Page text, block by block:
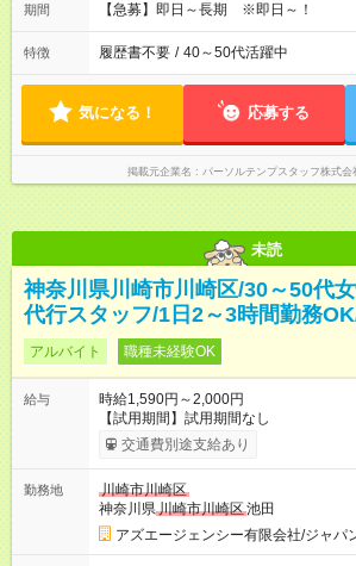
期間 【急募】即日～長期 ※即日～！
特徴 履歴書不要 / 40～50代活躍中
気になる！ 応募する
掲載元企業名 パーソルテンプスタッフ株式
未読
神奈川県川崎市川崎区/30～50代
代行スタッフ/1日2～3時間勤務
アルバイト 職種未経験OK
給与
時給1,590円～2,000円
【試用期間】試用期間なし
交通費別途支給あり
勤務地
川崎市川崎区
神奈川県川崎市川崎区池田
アズエージェンシー有限会社/ジャパ